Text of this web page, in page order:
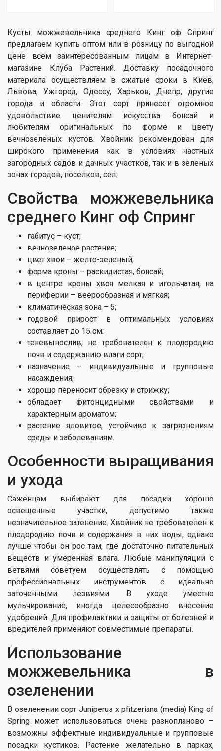
Кусты можжевельника среднего Кинг оф Спринг
предлагаем купить оптом или в розницу по выгодной
цене всем заинтересованным лицам в Интернет-
магазине Клуба Растений. Доставку посадочного
материала осуществляем в сжатые сроки в Киев,
Львова, Ужгород, Одессу, Харьков, Днепр, другие
города и области. Этот сорт принесет огромное
удовольствие ценителям искусства бонсай и
любителям оригинальных по форме и цвету
вечнозеленых кустов. Хвойник рекомендован для
широкого применения как в условиях частных
загородных садов и дачных участков, так и в зеленых
зонах городов, поселков, сел.
Свойства можжевельника
среднего Кинг оф Спринг
габитус – куст;
вечнозеленое растение;
цвет хвои – желто-зеленый;
форма кроны – раскидистая, бонсай;
в центре кроны хвоя мелкая и игольчатая, на
периферии – веерообразная и мягкая;
климатическая зона – 5;
годовой прирост в оптимальных условиях
составляет до 15 см;
теневынослив, не требователен к плодородию
почв и содержанию влаги сорт;
назначение – индивидуальные и групповые
насаждения;
хорошо переносит обрезку и стрижку;
обладает фитонцидными свойствами и
характерным ароматом;
растение ядовитое, устойчиво к загрязнениям
среды и заболеваниям.
Особенности выращивания
и ухода
Саженцам выбирают для посадки хорошо
освещенные участки, допустимо также
незначительное затенение. Хвойник не требователен к
плодородию почв и содержания в них воды, однако
лучше чтобы он рос там, где достаточно питательных
веществ и умеренная влага. Любые манипуляции с
ветвями советуем осуществлять с помощью
профессиональных инструментов с идеально
заточенными лезвиями. В уходе уместно
мульчирование, иногда целесообразно внесение
удобрений. Для профилактики и защиты от болезней и
вредителей применяют совместимые препараты.
Использование
можжевельника в
озеленении
В озеленении сорт Juniperus x pfitzeriana (media) King of
Spring может использоваться очень разнопланово –
возможны эффектные индивидуальные и групповые
посадки кустиков. Растение желательно в парках,